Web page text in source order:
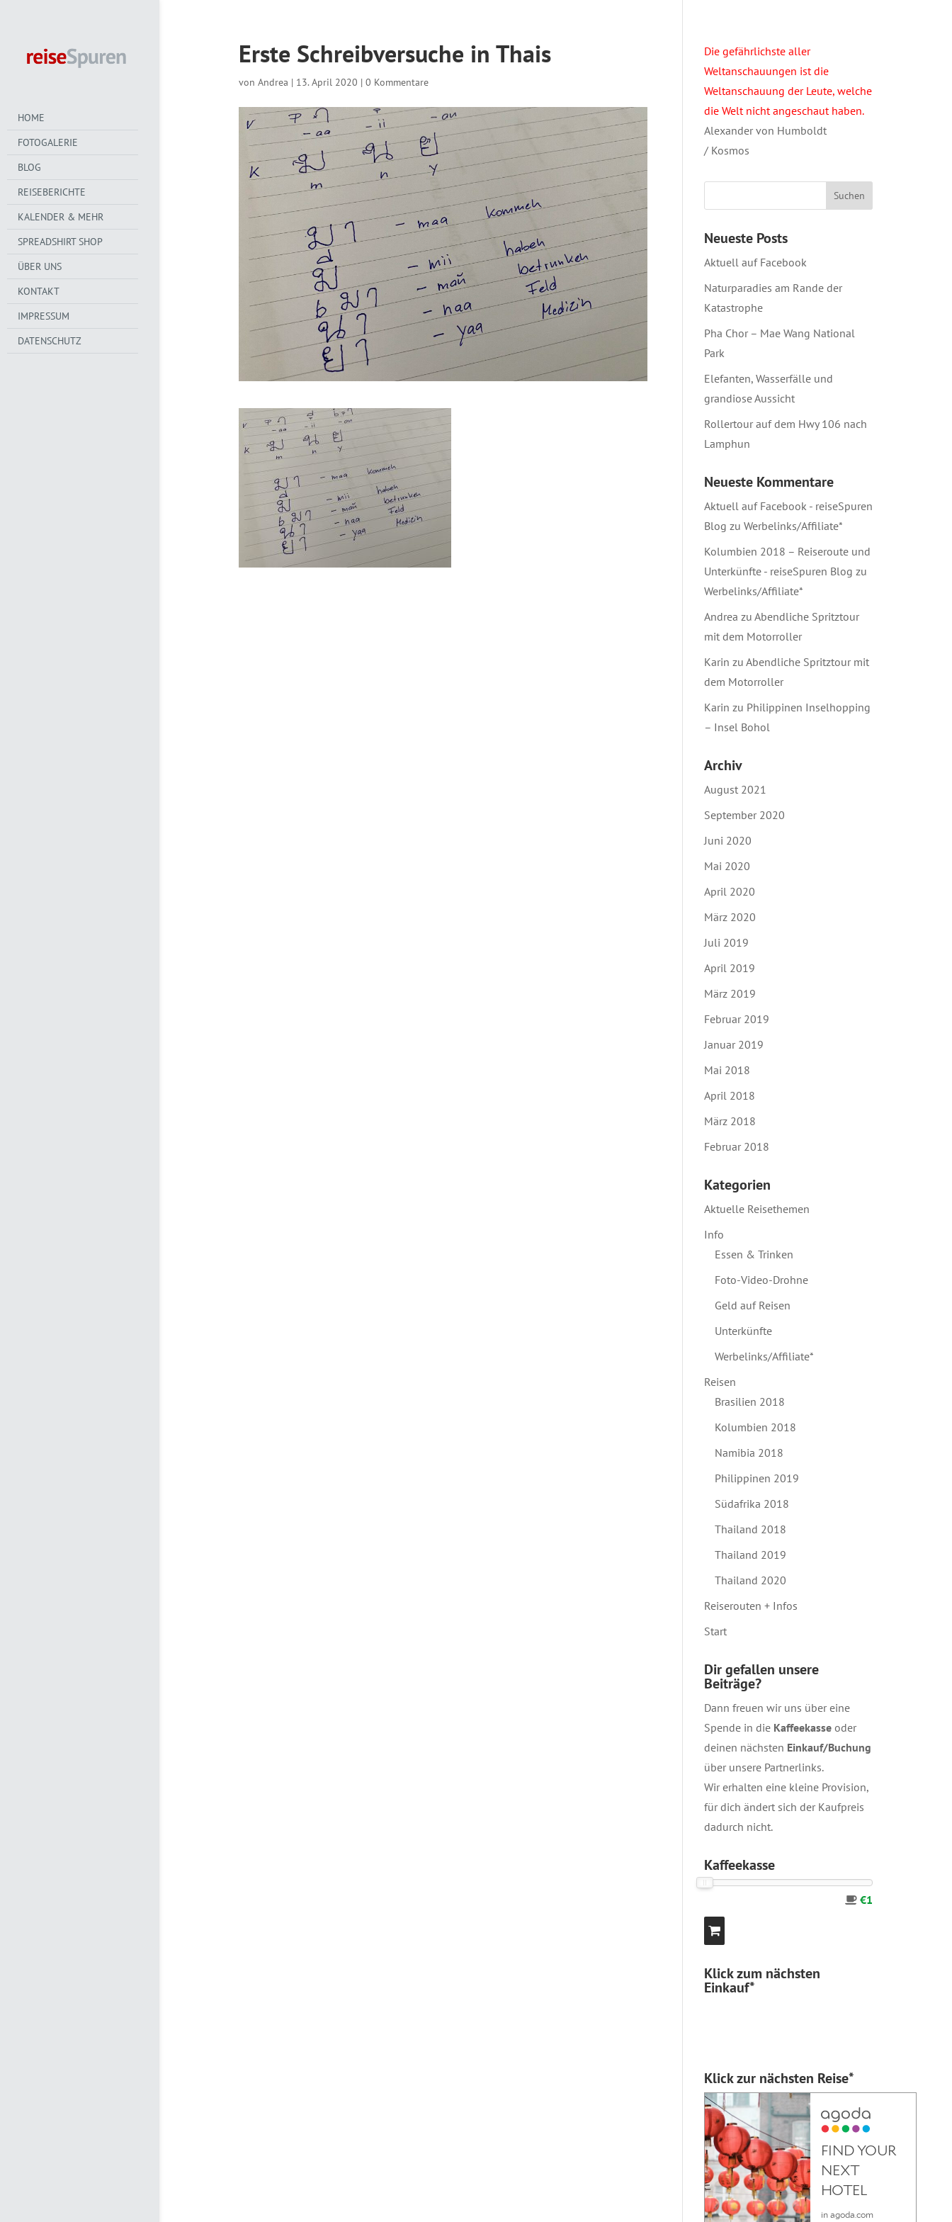
HOME
FOTOGALERIE
BLOG
REISEBERICHTE
KALENDER & MEHR
SPREADSHIRT SHOP
ÜBER UNS
KONTAKT
IMPRESSUM
DATENSCHUTZ
Erste Schreibversuche in Thais
von Andrea | 13. April 2020 | 0 Kommentare
Die gefährlichste aller
Weltanschauungen ist die
Weltanschauung der Leute, welche
die Welt nicht angeschaut haben.
Alexander von Humboldt
/ Kosmos
Neueste Posts
Aktuell auf Facebook
Naturparadies am Rande der
Katastrophe
Pha Chor – Mae Wang National
Park
Elefanten, Wasserfälle und
grandiose Aussicht
Rollertour auf dem Hwy 106 nach
Lamphun
Neueste Kommentare
Aktuell auf Facebook - reiseSpuren
Blog zu Werbelinks/Affiliate*
Kolumbien 2018 – Reiseroute und
Unterkünfte - reiseSpuren Blog zu
Werbelinks/Affiliate*
Andrea zu Abendliche Spritztour
mit dem Motorroller
Karin zu Abendliche Spritztour mit
dem Motorroller
Karin zu Philippinen Inselhopping
– Insel Bohol
Archiv
August 2021
September 2020
Juni 2020
Mai 2020
April 2020
März 2020
Juli 2019
April 2019
März 2019
Februar 2019
Januar 2019
Mai 2018
April 2018
März 2018
Februar 2018
Kategorien
Aktuelle Reisethemen
Info
Essen & Trinken
Foto-Video-Drohne
Geld auf Reisen
Unterkünfte
Werbelinks/Affiliate*
Reisen
Brasilien 2018
Kolumbien 2018
Namibia 2018
Philippinen 2019
Südafrika 2018
Thailand 2018
Thailand 2019
Thailand 2020
Reiserouten + Infos
Start
Dir gefallen unsere
Beiträge?
Dann freuen wir uns über eine
Spende in die Kaffeekasseoder
deinen nächsten Einkauf/Buchung
über unsere Partnerlinks.
Wir erhalten eine kleine Provision,
für dich ändert sich der Kaufpreis
dadurch nicht.
Kaffeekasse
€1
Klick zum nächsten
Einkauf*
Klick zur nächsten Reise*